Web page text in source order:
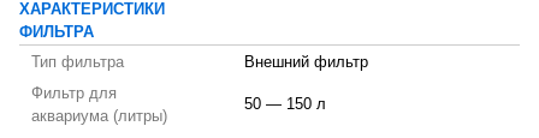
ХАРАКТЕРИСТИКИ
ФИЛЬТРА
Тип фильтра
Внешний фильтр
Фильтр для
аквариума (литры)
50 — 150 л